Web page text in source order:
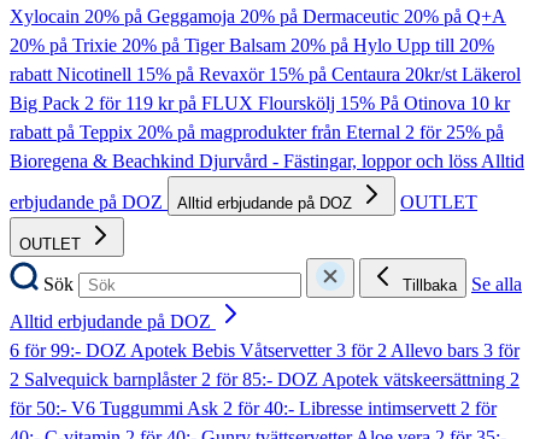
Xylocain 20% på Geggamoja 20% på Dermaceutic 20% på Q+A
20% på Trixie 20% på Tiger Balsam 20% på Hylo Upp till 20%
rabatt Nicotinell 15% på Revaxör 15% på Centaura 20kr/st Läkerol
Big Pack 2 för 119 kr på FLUX Flourskölj 15% På Otinova 10 kr
rabatt på Teppix 20% på magprodukter från Eternal 2 för 25% på
Bioregena & Beachkind Djurvård - Fästingar, loppor och lössAlltid
erbjudande på DOZ
Alltid erbjudande på DOZ OUTLET
OUTLET
Sök Tillbaka
Se alla
Alltid erbjudande på DOZ
6 för 99:- DOZ Apotek Bebis Våtservetter3 för 2 Allevo bars 3 för
2 Salvequick barnplåster2 för 85:- DOZ Apotek vätskeersättning 2
för 50:- V6 Tuggummi Ask 2 för 40:- Libresse intimservett2 för